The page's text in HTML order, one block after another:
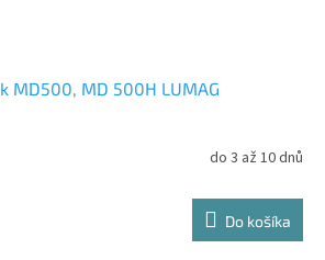
MD500, MD 500H LUMAG
do 3 až 10 dnů
Do košíka